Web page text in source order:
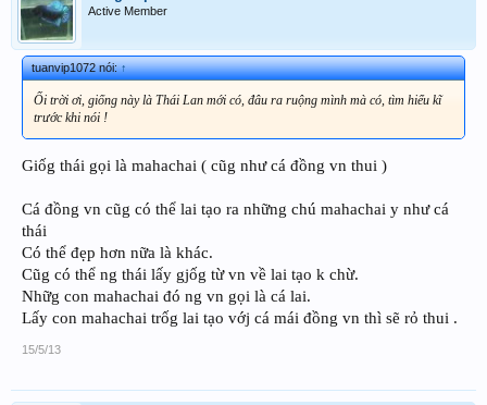
Active Member
tuanvip1072 nói:↑
Ối trời ơi, giống này là Thái Lan mới có, đâu ra ruộng mình mà có, tìm hiểu kĩ
trước khi nói !
Giốg thái gọi là mahachai ( cũg như cá đồng vn thui )
Cá đồng vn cũg có thể lai tạo ra những chú mahachai y như cá
thái
Có thể đẹp hơn nữa là khác.
Cũg có thể ng thái lấy gjốg từ vn về lai tạo k chừ.
Nhữg con mahachai đó ng vn gọi là cá lai.
Lấy con mahachai trốg lai tạo vớj cá mái đồng vn thì sẽ rỏ thui .
15/5/13